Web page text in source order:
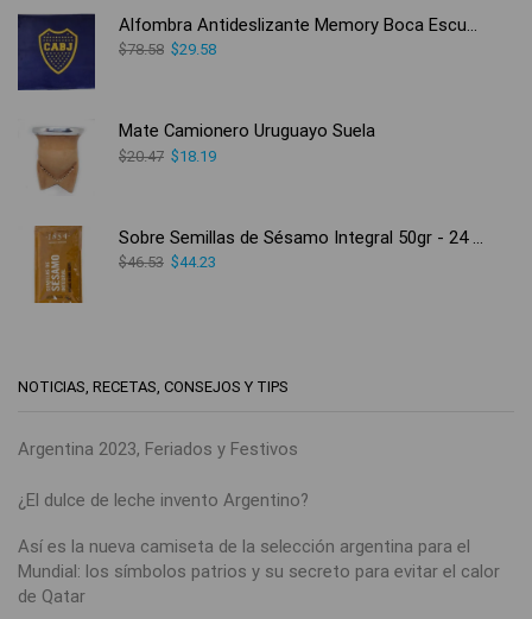
Alfombra Antideslizante Memory Boca Escudo Original
$78.58 $29.58
Mate Camionero Uruguayo Suela
$20.47 $18.19
Sobre Semillas de Sésamo Integral 50gr - 24 Unidades
$46.53 $44.23
NOTICIAS, RECETAS, CONSEJOS Y TIPS
Argentina 2023, Feriados y Festivos
¿El dulce de leche invento Argentino?
Así es la nueva camiseta de la selección argentina para el
Mundial: los símbolos patrios y su secreto para evitar el calor
de Qatar